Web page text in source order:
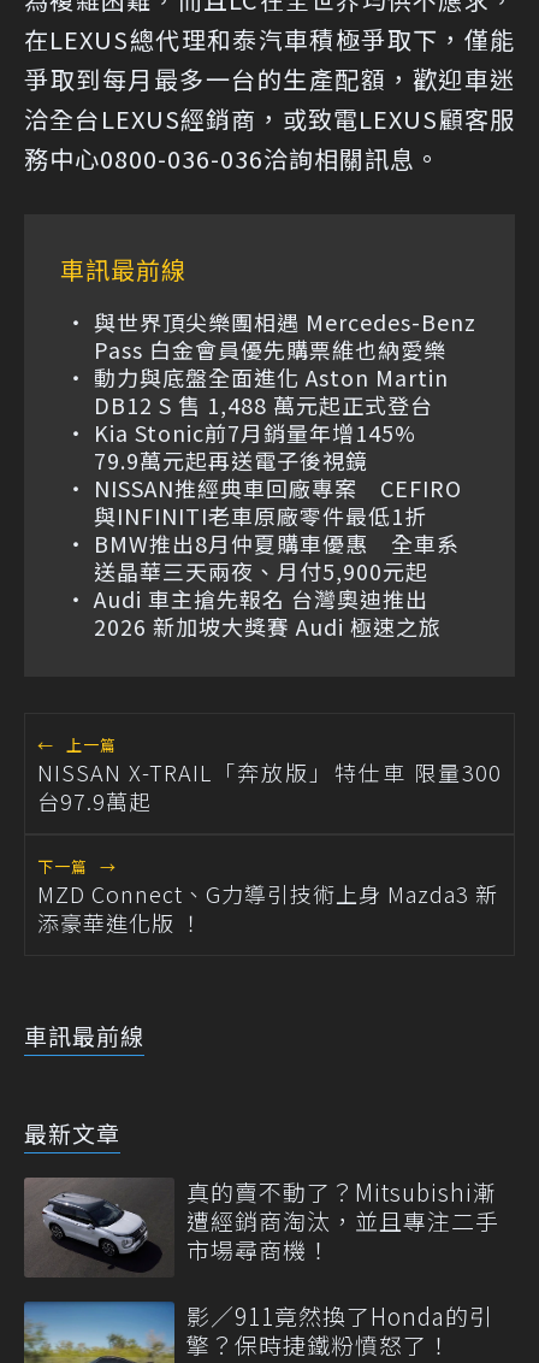
在LEXUS總代理和泰汽車積極爭取下，僅能
爭取到每月最多一台的生產配額，歡迎車迷
洽全台LEXUS經銷商，或致電LEXUS顧客服
務中心0800-036-036洽詢相關訊息。
車訊最前線
與世界頂尖樂團相遇 Mercedes-Benz
Pass 白金會員優先購票維也納愛樂
動力與底盤全面進化 Aston Martin
DB12 S 售 1,488 萬元起正式登台
Kia Stonic前7月銷量年增145%
79.9萬元起再送電子後視鏡
NISSAN推經典車回廠專案 CEFIRO
與INFINITI老車原廠零件最低1折
BMW推出8月仲夏購車優惠 全車系
送晶華三天兩夜、月付5,900元起
Audi 車主搶先報名 台灣奧迪推出
2026 新加坡大獎賽 Audi 極速之旅
← 上一篇
NISSAN X-TRAIL「奔放版」特仕車 限量300
台97.9萬起
下一篇 →
MZD Connect、G力導引技術上身 Mazda3 新
添豪華進化版 ！
車訊最前線
最新文章
真的賣不動了？Mitsubishi漸
遭經銷商淘汰，並且專注二手
市場尋商機！
影／911竟然換了Honda的引
擎？保時捷鐵粉憤怒了！